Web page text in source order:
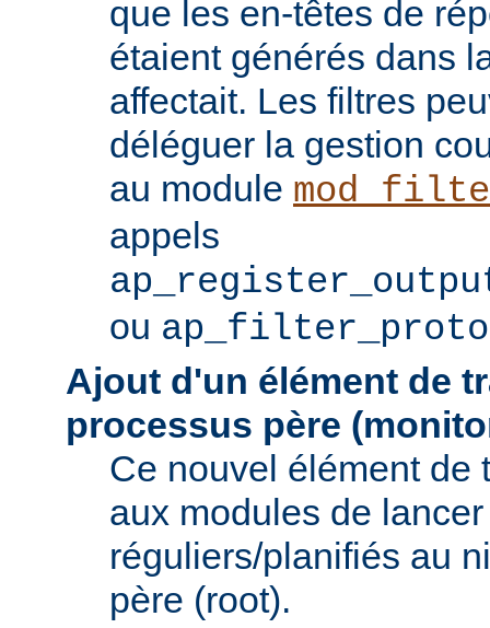
que les en-têtes de
étaient générés dans
affectait. Les filtres
déléguer la gestion
au module
appels
ou
Ajout d'un élément de
processus père
Ce nouvel élément de
aux modules de
réguliers/planifiés au
père (root).